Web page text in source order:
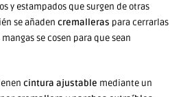
y estampados que surgen de otras
se añadencremalleras para cerrarlas
se cosen para que sean
cintura ajustable mediante un